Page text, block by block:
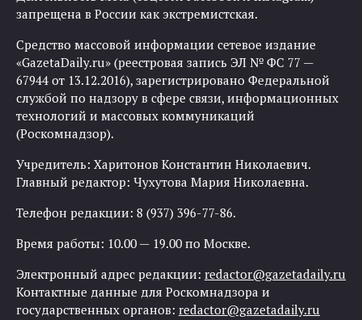
запрещена в России как экстремистская.
Средство массовой информации сетевое издание
«GazetaDaily.ru» (реестровая запись ЭЛ № ФС 77 —
67944 от 13.12.2016), зарегистрировано Федеральной
службой по надзору в сфере связи, информационных
технологий и массовых коммуникаций
(Роскомнадзор).
Учредитель: Харитонов Константин Николаевич.
Главный редактор: Чухутова Мария Николаевна.
Телефон редакции: 8 (937) 396-77-86.
Время работы: 10.00 — 19.00 по Москве.
Электронный адрес редакции: redactor@gazetadaily.ru
Контактные данные для Роскомнадзора и
государственных органов: redactor@gazetadaily.ru